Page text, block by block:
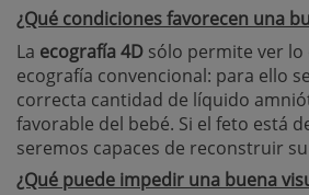
¿Qué condiciones favorecen una
La ecografía 4D sólo permite ver lo
ecografía convencional: para ello
correcta cantidad de líquido
favorable del bebé. Si el feto está
seremos capaces de reconstruir
¿Qué puede impedir una buena